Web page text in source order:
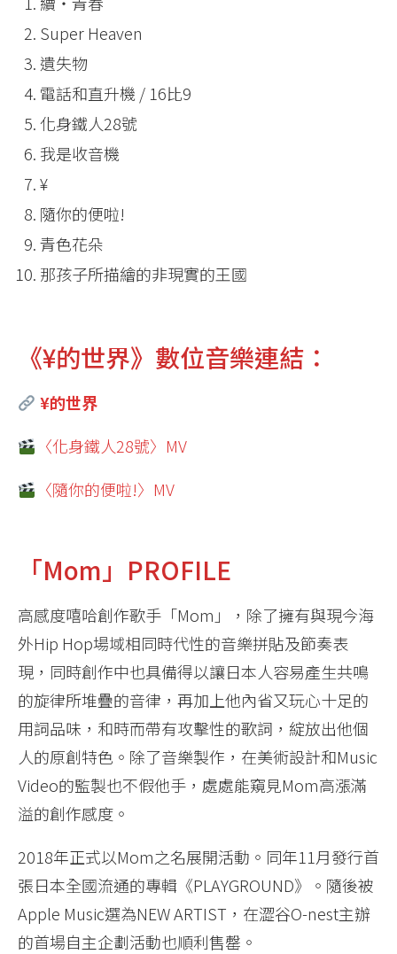
Super Heaven
遺失物
電話和直升機 / 16比9
化身鐵人28號
我是收音機
¥
隨你的便啦!
青色花朵
那孩子所描繪的非現實的王國
《¥的世界》數位音樂連結：
¥的世界
〈化身鐵人28號〉MV
〈隨你的便啦!〉MV
「Mom」PROFILE
高感度嘻哈創作歌手「Mom」，除了擁有與現今海
外Hip Hop場域相同時代性的音樂拼貼及節奏表
現，同時創作中也具備得以讓日本人容易產生共鳴
的旋律所堆疊的音律，再加上他內省又玩心十足的
用詞品味，和時而帶有攻擊性的歌詞，綻放出他個
人的原創特色。除了音樂製作，在美術設計和Music
Video的監製也不假他手，處處能窺見Mom高漲滿
溢的創作感度。
2018年正式以Mom之名展開活動。同年11月發行首
張日本全國流通的專輯《PLAYGROUND》。隨後被
Apple Music選為NEW ARTIST，在澀谷O-nest主辦
的首場自主企劃活動也順利售罄。